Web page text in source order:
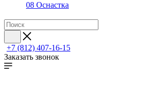
08 Оснастка
+7 (812) 407-16-15
Заказать звонок